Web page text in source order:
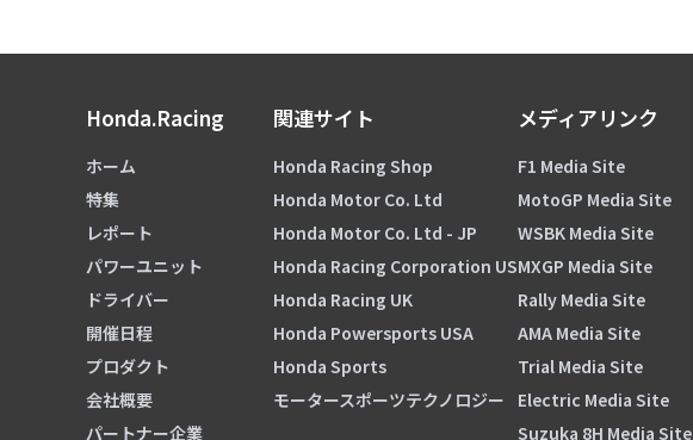
Honda.Racing
ホーム
特集
レポート
パワーユニット
ドライバー
開催日程
プロダクト
会社概要
パートナー企業
関連サイト
Honda Racing Shop
Honda Motor Co. Ltd
Honda Motor Co. Ltd - JP
Honda Racing Corporation US
Honda Racing UK
Honda Powersports USA
Honda Sports
モータースポーツテクノロジー
メディアリンク
F1 Media Site
MotoGP Media Site
WSBK Media Site
MXGP Media Site
Rally Media Site
AMA Media Site
Trial Media Site
Electric Media Site
Suzuka 8H Media Site